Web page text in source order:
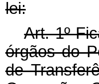
lei:
Art. 1º
órgãos do
de